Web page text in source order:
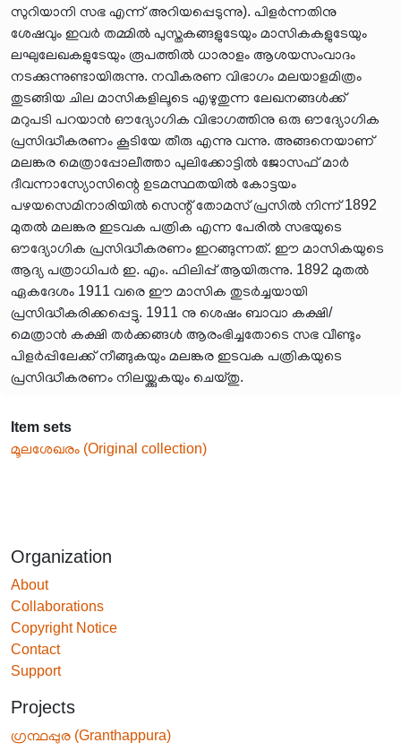
സുറിയാനി സഭ എന്ന് അറിയപ്പെടുന്നു). പിളർന്നതിനു
ശേഷവും ഇവർ തമ്മിൽ പുസ്തകങ്ങളുടേയും മാസികകളുടേയും
ലഘുലേഖകളുടേയും രൂപത്തിൽ ധാരാളം ആശയസംവാദം
നടക്കുന്നുണ്ടായിരുന്നു. നവീകരണ വിഭാഗം മലയാളമിത്രം
തുടങ്ങിയ ചില മാസികളിലൂടെ എഴുതുന്ന ലേഖനങ്ങൾക്ക്
മറുപടി പറയാൻ ഔദ്യോഗിക വിഭാഗത്തിനു ഒരു ഔദ്യോഗിക
പ്രസിദ്ധീകരണം കൂടിയേ തീരു എന്നു വന്നു. അങ്ങനെയാണ്
മലങ്കര മെത്രാപ്പോലീത്താ പുലിക്കോട്ടിൽ ജോസഫ് മാർ
ദീവന്നാസ്യോസിന്റെ ഉടമസ്ഥതയിൽ കോട്ടയം
പഴയസെമിനാരിയിൽ സെന്റ് തോമസ് പ്രസിൽ നിന്ന് 1892
മുതൽ മലങ്കര ഇടവക പത്രിക എന്ന പേരിൽ സഭയുടെ
ഔദ്യോഗിക പ്രസിദ്ധീകരണം ഇറങ്ങുന്നത്. ഈ മാസികയുടെ
ആദ്യ പത്രാധിപർ ഇ. എം. ഫിലിപ്പ് ആയിരുന്നു. 1892 മുതൽ
ഏകദേശം 1911 വരെ ഈ മാസിക തുടർച്ചയായി
പ്രസിദ്ധീകരിക്കപ്പെട്ടു. 1911 നു ശെഷം ബാവാ കക്ഷി/
മെത്രാൻ കക്ഷി തർക്കങ്ങൾ ആരംഭിച്ചതോടെ സഭ വീണ്ടും
പിളർപ്പിലേക്ക് നീങ്ങുകയും മലങ്കര ഇടവക പത്രികയുടെ
പ്രസിദ്ധീകരണം നിലയ്ക്കുകയും ചെയ്തു.
Item sets
മൂലശേഖരം (Original collection)
Organization
About
Collaborations
Copyright Notice
Contact
Support
Projects
ഗ്രന്ഥപ്പുര (Granthappura)